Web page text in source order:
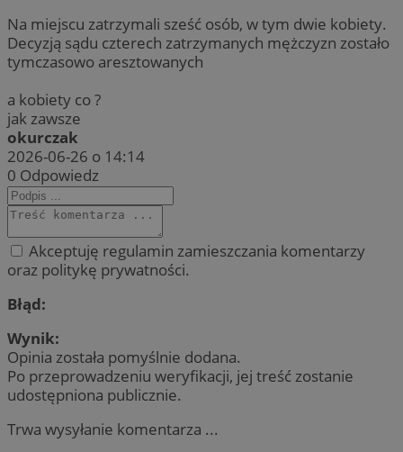
Na miejscu zatrzymali sześć osób, w tym dwie kobiety.
Decyzją sądu czterech zatrzymanych mężczyzn zostało
tymczasowo aresztowanych
a kobiety co ?
jak zawsze
okurczak
2026-06-26 o 14:14
0 Odpowiedz
Akceptuję regulamin zamieszczania komentarzy
oraz politykę prywatności.
Błąd:
Wynik:
Opinia została pomyślnie dodana.
Po przeprowadzeniu weryfikacji, jej treść zostanie
udostępniona publicznie.
Trwa wysyłanie komentarza ...